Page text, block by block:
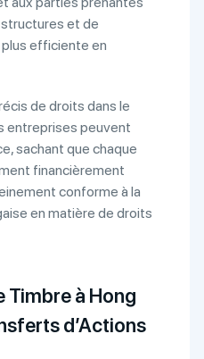
et de
plus efficiente en
de droits dans le
entreprises peuvent
sachant que chaque
financièrement
conforme à la
en matière de droits
Timbre à Hong
d’Actions